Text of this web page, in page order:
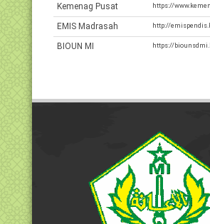
Kemenag Pusat https://
EMIS Madrasah http://
BIOUN MI https://